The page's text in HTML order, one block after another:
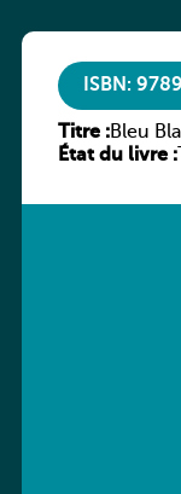
ISBN:
Titre :Bleu
État du livre :